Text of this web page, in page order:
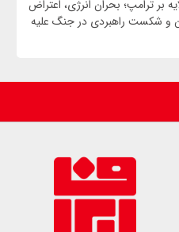
بر ترامپ؛ بحران انرژی، اعتراض
و شکست راهبردی در جنگ علیه